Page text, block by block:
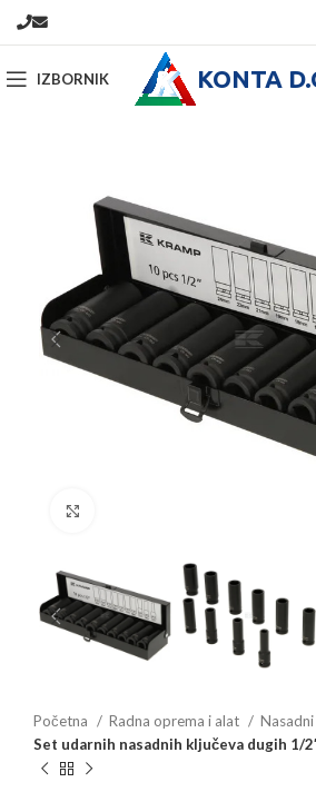
IZBORNIK KONTA
Početna Radna oprema i alat
Set udarnih nasadnih ključeva dugih 1/